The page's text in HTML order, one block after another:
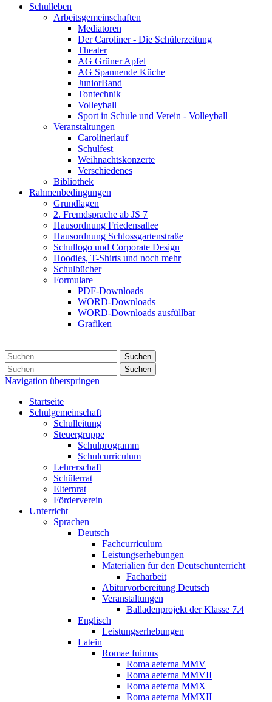
Schulleben
Arbeitsgemeinschaften
Mediatoren
Der Caroliner - Die Schülerzeitung
Theater
AG Grüner Apfel
AG Spannende Küche
JuniorBand
Tontechnik
Volleyball
Sport in Schule und Verein - Volleyball
Veranstaltungen
Carolinerlauf
Schulfest
Weihnachtskonzerte
Verschiedenes
Bibliothek
Rahmenbedingungen
Grundlagen
2. Fremdsprache ab JS 7
Hausordnung Friedensallee
Hausordnung Schlossgartenstraße
Schullogo und Corporate Design
Hoodies, T-Shirts und noch mehr
Schulbücher
Formulare
PDF-Downloads
WORD-Downloads
WORD-Downloads ausfüllbar
Grafiken
Suchen
Suchen
Navigation überspringen
Startseite
Schulgemeinschaft
Schulleitung
Steuergruppe
Schulprogramm
Schulcurriculum
Lehrerschaft
Schülerrat
Elternrat
Förderverein
Unterricht
Sprachen
Deutsch
Fachcurriculum
Leistungserhebungen
Materialien für den Deutschunterricht
Facharbeit
Abiturvorbereitung Deutsch
Veranstaltungen
Balladenprojekt der Klasse 7.4
Englisch
Leistungserhebungen
Latein
Romae fuimus
Roma aeterna MMV
Roma aeterna MMVII
Roma aeterna MMX
Roma aeterna MMXII